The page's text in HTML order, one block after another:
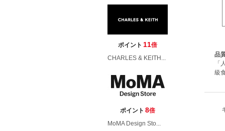
ポイント 11倍
CHARLES & KEITH...
ポイント 8倍
MoMA Design Sto...
品
「
級